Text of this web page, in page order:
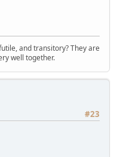
and transitory? They are
well together.
#23